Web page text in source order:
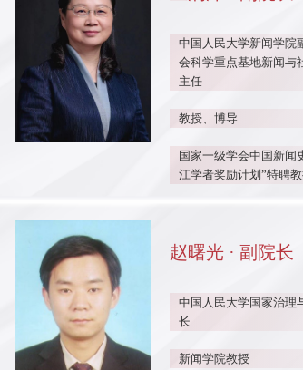
中国人民大学新闻学院
会科学重点基地新闻与
主任
教授、博导
国家一级学会中国新闻
江学者奖励计划”特聘
赵曙光 · 副院长
中国人民大学国家治理
长
新闻学院教授